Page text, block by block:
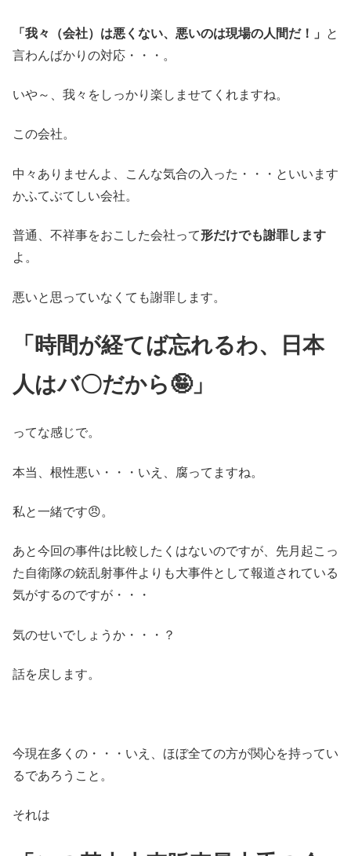
「我々（会社）は悪くない、悪いのは現場の人間だ！」
と
言わんばかりの対応・・・。
いや～、我々をしっかり楽しませてくれますね。
この会社。
中々ありませんよ、こんな気合の入った・・・といいます
かふてぶてしい会社。
普通、不祥事をおこした会社って形だけでも謝罪します
よ。
悪いと思っていなくても謝罪します。
「時間が経てば忘れるわ、日本
人はバ〇だから🤪」
ってな感じで。
本当、根性悪い・・・いえ、腐ってますね。
私と一緒です😠。
あと今回の事件は比較したくはないのですが、先月起こっ
た自衛隊の銃乱射事件よりも大事件として報道されている
気がするのですが・・・
気のせいでしょうか・・・？
話を戻します。
今現在多くの・・・いえ、ほぼ全ての方が関心を持ってい
るであろうこと。
それは